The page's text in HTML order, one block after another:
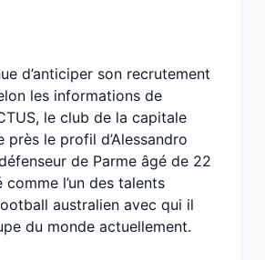
d’anticiper son recrutement
les informations de
le club de la capitale
près le profil d’Alessandro
de Parme âgé de 22
comme l’un des talents
australien avec qui il
du monde actuellement.